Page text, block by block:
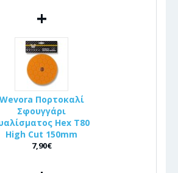
+
Wevora Πορτοκαλί
Σφουγγάρι
Hex T80
High Cut 150mm
7,90€